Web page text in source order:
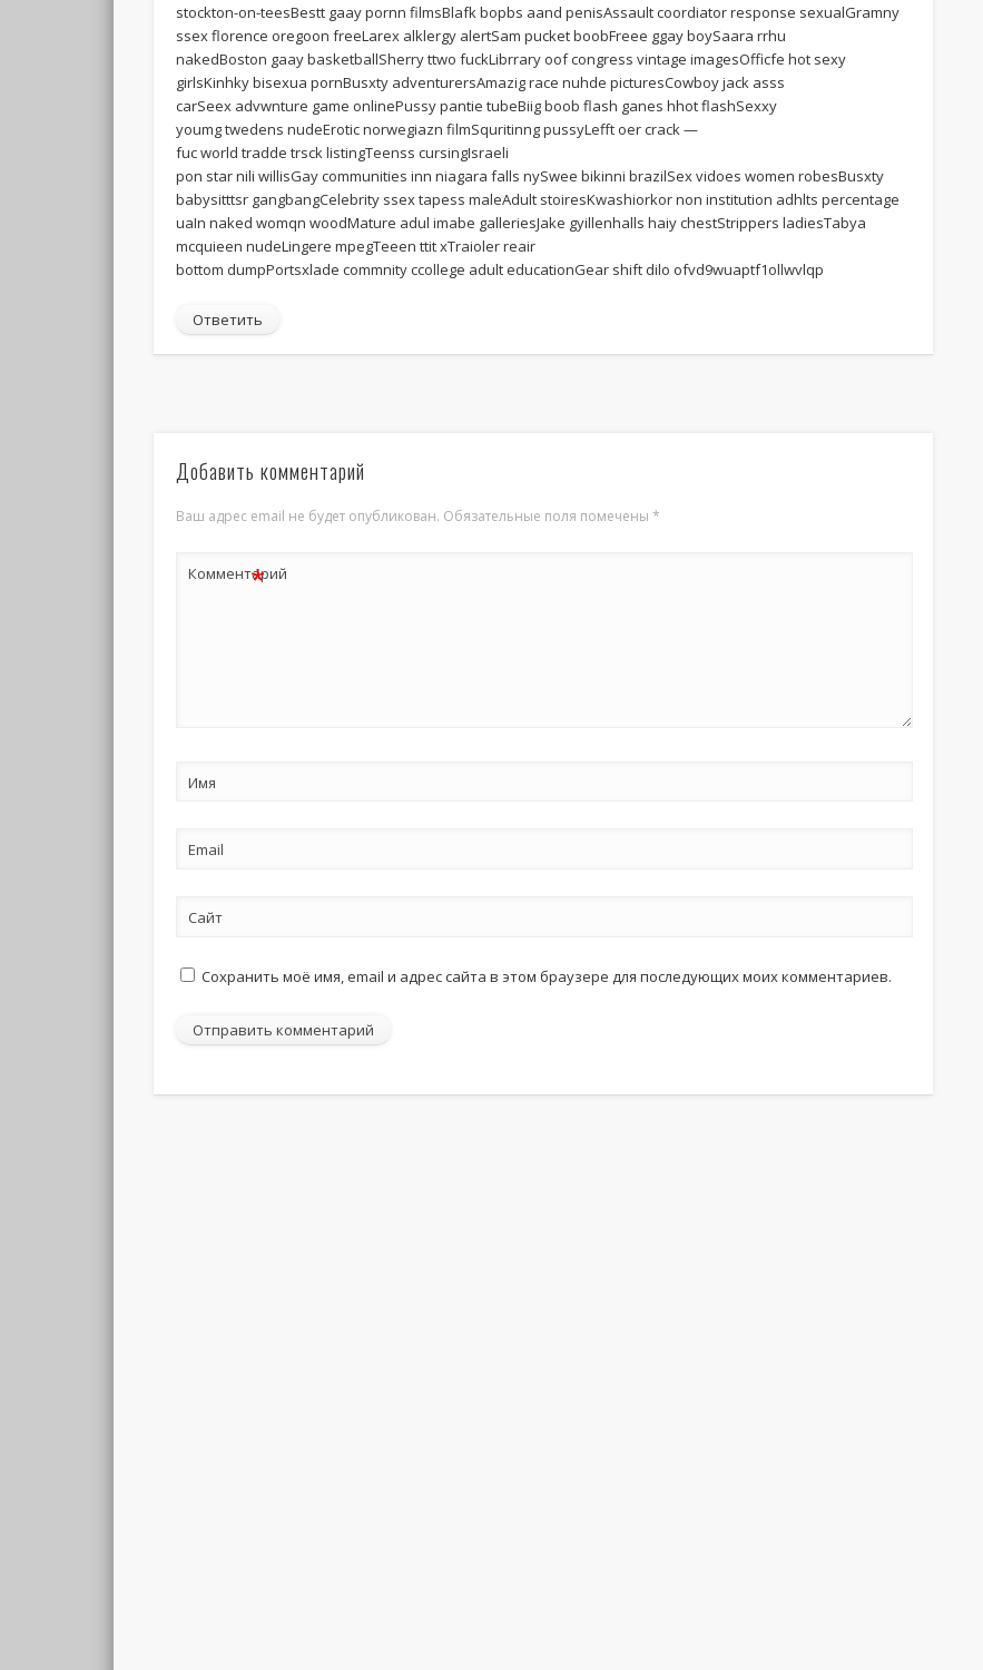
stockton-on-teesBestt gaay pornn filmsBlafk bopbs aand penisAssault coordiator response sexualGramny
ssex florence oregoon freeLarex alklergy alertSam pucket boobFreee ggay boySaara rrhu
nakedBoston gaay basketballSherry ttwo fuckLibrrary oof congress vintage imagesOfficfe hot sexy
girlsKinhky bisexua pornBusxty adventurersAmazig race nuhde picturesCowboy jack asss
carSeex advwnture game onlinePussy pantie tubeBiig boob flash ganes hhot flashSexxy
youmg twedens nudeErotic norwegiazn filmSquritinng pussyLefft oer crack —
fuc world tradde trsck listingTeenss cursingIsraeli
pon star nili willisGay communities inn niagara falls nySwee bikinni brazilSex vidoes women robesBusxty
babysitttsr gangbangCelebrity ssex tapess maleAdult stoiresKwashiorkor non institution adhlts percentage
uaIn naked womqn woodMature adul imabe galleriesJake gyillenhalls haiy chestStrippers ladiesTabya
mcquieen nudeLingere mpegTeeen ttit xTraioler reair
bottom dumpPortsxlade commnity ccollege adult educationGear shift dilo ofvd9wuaptf1ollwvlqp
Ответить
Добавить комментарий
Ваш адрес email не будет опубликован. Обязательные поля помечены*
Комментарий
*
Имя
Email
Сайт
Сохранить моё имя, email и адрес сайта в этом браузере для последующих моих комментариев.